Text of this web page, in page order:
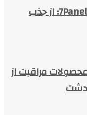
خدمات شبکه‌های اجتماعی 7Panel؛ از جذب
مراقبت از